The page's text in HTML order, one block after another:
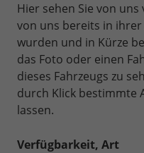
Hier sehen Sie von
von uns bereits in
wurden und in Kürze
das Foto oder einen
dieses Fahrzeugs zu
durch Klick bestimmte
lassen.
Verfügbarkeit, Art